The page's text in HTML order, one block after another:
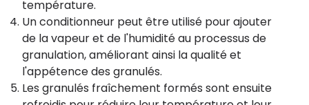
température.
Un conditionneur peut être utilisé pour ajouter
de la vapeur et de l'humidité au processus de
granulation, améliorant ainsi la qualité et
l'appétence des granulés.
Les granulés fraîchement formés sont ensuite